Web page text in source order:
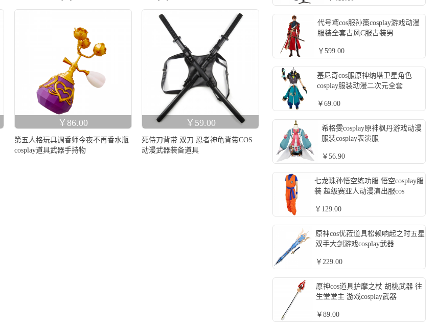
￥86.00
第五人格玩具调香师今夜不再香水瓶
cosplay道具武器手持物
￥59.00
死侍刀背带 双刀 忍者神龟背带COS
动漫武器装备道具
代号鸢cos服孙策cosplay游戏动漫
服装全套古风C服古装男
￥599.00
基尼奇cos服原神纳塔卫星角色
cosplay服装动漫二次元全套
￥69.00
希格雯cosplay原神枫丹游戏动漫
服装cosplay表演服
￥56.90
七龙珠孙悟空练功服 悟空cosplay服
装 超级赛亚人动漫演出服cos
￥129.00
原神cos优菈道具松赖响起之时五星
双手大剑游戏cosplay武器
￥229.00
原神cos道具护摩之杖 胡桃武器 往
生堂堂主 游戏cosplay武器
￥89.00